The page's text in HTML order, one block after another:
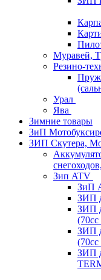
Муравей,
Резино-
Урал
Ява
Зимние товары
ЗиП
ЗИП Скутера,
Зип ATV
ЗиП
ЗИП
ЗИП
(70cc
ЗИП
(70cc
ЗИП